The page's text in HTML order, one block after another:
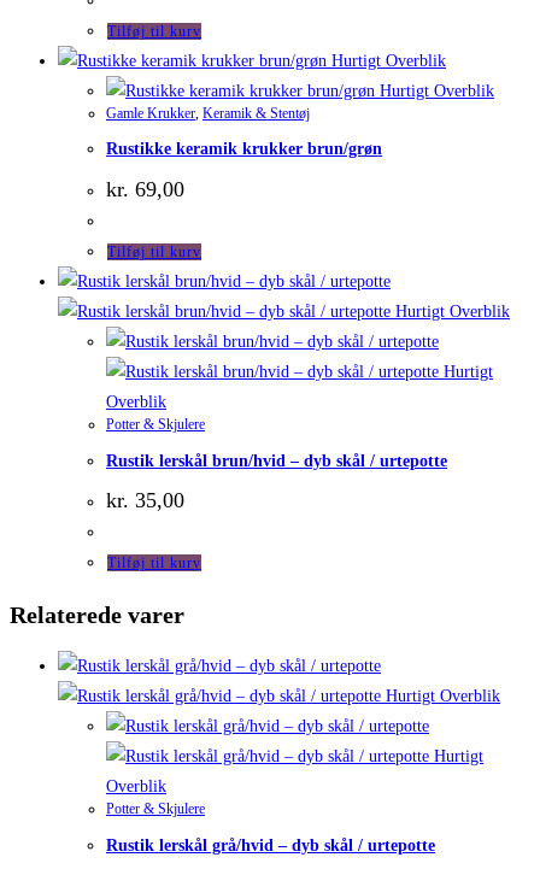
Tilføj til kurv
Hurtigt Overblik
Hurtigt Overblik
Gamle Krukker Keramik & Stentøj
Rustikke keramik krukker brun/grøn
kr. 69,00
Tilføj til kurv
Hurtigt Overblik
Hurtigt
Overblik
Potter & Skjulere
Rustik lerskål brun/hvid – dyb skål / urtepotte
kr. 35,00
Tilføj til kurv
Relaterede varer
Hurtigt Overblik
Hurtigt
Overblik
Potter & Skjulere
Rustik lerskål grå/hvid – dyb skål / urtepotte